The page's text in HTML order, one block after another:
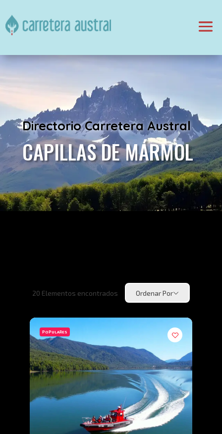
Directorio Carretera Austral
CAPILLAS DE MÁRMOL
20 Elementos encontrados Ordenar Por
POPULARES